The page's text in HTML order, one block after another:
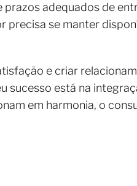
adequados de
se manter
e criar
sucesso está na
em harmonia, o